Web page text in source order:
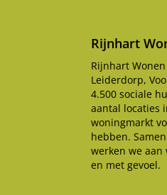
Rijnhart
Rijnhart
Leiderdorp,
4.500 sociale
aantal locaties
woningmarkt
hebben.
werken we aan
en met gevoel.